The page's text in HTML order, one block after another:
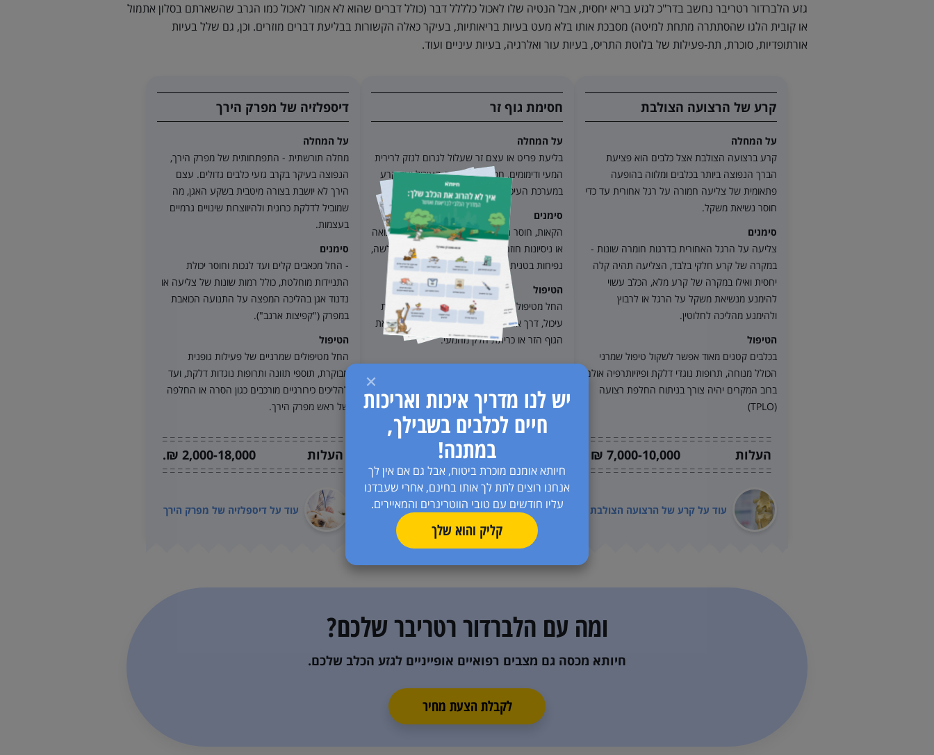
יש לנו מדריך איכות ואריכות
חיים לכלבים בשבילך,
במתנה!
חיותא אומנם מוכרת ביטוח, אבל גם אם אין לך
אנחנו רוצים לתת לך אותו בחינם, אחרי שעבדנו
עליו חודשים עם טובי הווטרינרים והמאיירים.
קליק והוא שלך
גזע הלברדור רטריבר נחשב בדר"כ לגזע בריא יחסית, אבל הנטיה שלו לאכול כלללל דבר (כולל דברים שהוא לא אמור לאכול כמו הגרב שהשארתם בסלון אתמול
או קובית הלגו שהסתתרה מתחת למיטה) מסבכת אותו בלא מעט בעיות בריאותיות, בעיקר כאלה הקשורות בבליעת דברים מוזרים. וכן, גם שלל בעיות
אורתופדיות, סוכרת, תת-פעילות של בלוטת התריס, בעיות עור ואלרגיה, בעיות עיניים ועוד.
קרע של הרצועה הצולבת
על המחלה
קרע ברצועה הצולבת אצל כלבים הוא פציעת
הברך הנפוצה ביותר בכלבים ומלווה בהופעה
פתאומית של צליעה חמורה על רגל אחורית עד כדי
חוסר נשיאת משקל.
סימנים
צליעה על הרגל האחורית בדרגות חומרה שונות -
במקרה של קרע חלקי בלבד, הצליעה תהיה קלה
יחסית ואילו במקרה של קרע מלא, הכלב עשוי
להימנע מנשיאת משקל על הרגל או לרבוץ
ולהימנע מהליכה לחלוטין.
הטיפול
בכלבים קטנים מאוד אפשר לשקול טיפול שמרני
הכולל מנוחה, תרופות נוגדי דלקת ופיזיותרפיה אולם
ברוב המקרים יהיה צורך בניתוח החלפת רצועה
(TPLO)
העלות 7,000-10,000 ₪
עוד על קרע של הרצועה הצולבת
חסימת גוף זר
על המחלה
בליעת פריט או עצם זר שעלול לגרום לנזק לרירית
המעי ודימומים, חסימה במערכת העיכול ועד קרע
במערכת העיכול.
סימנים
הקאות, חוסר תאבון, ירידה במשקל, חוסר מתן צואה
או ניסיונות חוזרים לתת צואה ללא הצלחה, חולשה,
נפיחות בטנית.
הטיפול
החל מטיפול שמרני של מתן נוזלים ומגיני מערכת
עיכול, דרך אנדוסקופיה ועד לניתוח חירום להוצאת
הגוף הזר או כריתת חלק מהמעי.
4,000-12,000 ₪
עוד על חסימת גוף זר במערכת
דיספלזיה של מפרק הירך
על המחלה
מחלה תורשתית - התפתחותית של מפרק הירך,
הנפוצה בעיקר בקרב גזעי כלבים גדולים. עצם
הירך לא יושבת בצורה מיטבית בשקע האגן, מה
שמוביל לדלקת כרונית ולהיווצרות שינויים גרמיים
בעצמות.
סימנים
- החל מכאבים קלים ועד לנכות וחוסר יכולת
התניידות מוחלטת, כולל רמות שונות של צליעה או
נדנוד אגן בהליכה המפצה על התנועה הכואבת
במפרק ("קפיצות ארנב").
הטיפול
החל מטיפולים שמרניים של פעילות גופנית
מבוקרת, תוספי תזונה ותרופות נוגדות דלקת, ועד
להליכים כירורגיים מורכבים כגון הסרה או החלפה
של ראש מפרק הירך.
העלות 2,000-18,000 ₪.
עוד על דיספלזיה של מפרק הירך
ומה עם הלברדור רטריבר שלכם?
חיותא מכסה גם מצבים רפואיים אופייניים לגזע הכלב שלכם.
לקבלת הצעת מחיר